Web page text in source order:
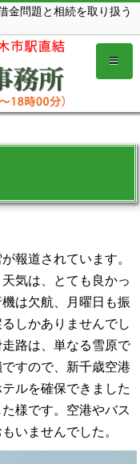
金問題と相続を取り扱う
報道されています。
気は、とても良かっ
は欠航、月曜日も振
しかありませんでし
路は、単なる雪原で
すので、新千歳空港
ルを確保できました
様です。空港やバス
いませんでした。